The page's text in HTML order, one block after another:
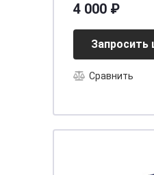
4 000 ₽
Запросить
Сравнить